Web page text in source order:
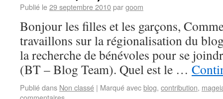
Publié le29 septembre 2010pargoom
Bonjour les filles et les garçons,
travaillons sur la régionalisation du
la recherche de bénévoles pour se
(BT – Blog Team). Quel est le …
Publié dans Non classé | Marqué avecblog, contribution,